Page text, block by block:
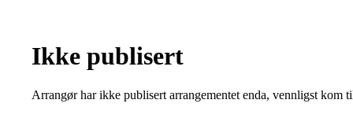
Ikke publisert
Arrangør har ikke publisert arrangementet enda, vennligst kom